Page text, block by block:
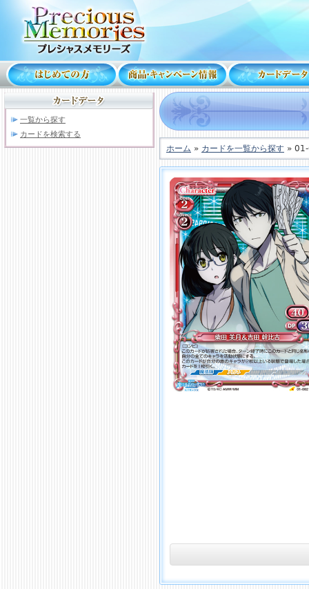
一覧から探す
カードを検索する
ホーム » カードを一覧から探す »